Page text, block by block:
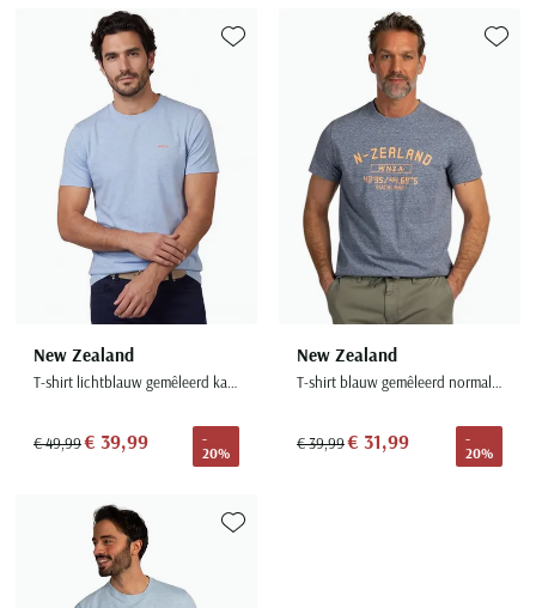
New Zealand
T-shirt lichtblauw gemêleerd katoen
€ 49,99€ 39,99
-
20%
Toevoegen aan favorieten
New Zealand
T-shirt blauw gemêleerd normale fit
€ 39,99€ 31,99
-
20%